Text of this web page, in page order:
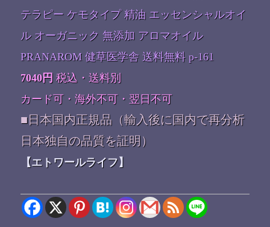
テラピー ケモタイプ 精油 エッセンシャルオイ
ル オーガニック 無添加 アロマオイル
PRANAROM 健草医学舎 送料無料 p-161
7040円 税込・送料別
カード可・海外不可・翌日不可
■日本国内正規品（輸入後に国内で再分析
日本独自の品質を証明）
【エトワールライフ】